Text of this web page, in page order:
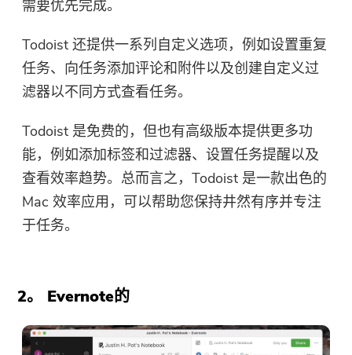
需要优先完成。
Todoist 还提供一系列自定义选项，例如设置重复
任务、向任务添加评论和附件以及创建自定义过
滤器以不同方式查看任务。
Todoist 是免费的，但也有高级版本提供更多功
能，例如添加标签和过滤器、设置任务提醒以及
查看效率趋势。总而言之，Todoist 是一款出色的
Mac 效率应用，可以帮助您保持井然有序并专注
于任务。
2。 Evernote的